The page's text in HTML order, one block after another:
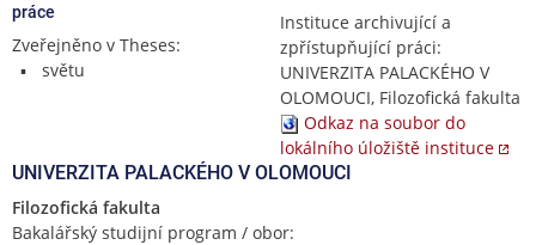
práce
Zveřejněno v Theses:
světu
Instituce archivující a
zpřístupňující práci:
UNIVERZITA PALACKÉHO V
OLOMOUCI, Filozofická fakulta
Odkaz na soubor do
lokálního úložiště instituce
UNIVERZITA PALACKÉHO V OLOMOUCI
Filozofická fakulta
Bakalářský studijní program / obor: